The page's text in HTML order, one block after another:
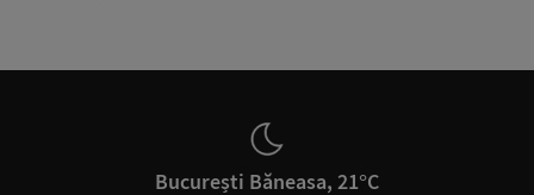
București Băneasa, 21°C